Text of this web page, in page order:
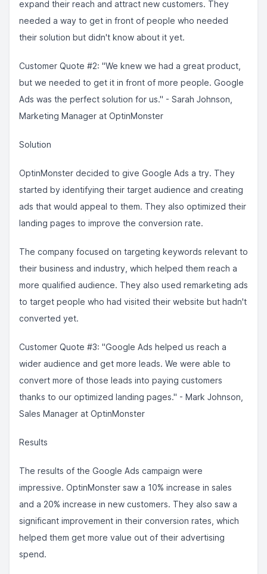
expand their reach and attract new customers. They
needed a way to get in front of people who needed
their solution but didn't know about it yet.
Customer Quote #2: "We knew we had a great product,
but we needed to get it in front of more people. Google
Ads was the perfect solution for us." - Sarah Johnson,
Marketing Manager at OptinMonster
Solution
OptinMonster decided to give Google Ads a try. They
started by identifying their target audience and creating
ads that would appeal to them. They also optimized their
landing pages to improve the conversion rate.
The company focused on targeting keywords relevant to
their business and industry, which helped them reach a
more qualified audience. They also used remarketing ads
to target people who had visited their website but hadn't
converted yet.
Customer Quote #3: "Google Ads helped us reach a
wider audience and get more leads. We were able to
convert more of those leads into paying customers
thanks to our optimized landing pages." - Mark Johnson,
Sales Manager at OptinMonster
Results
The results of the Google Ads campaign were
impressive. OptinMonster saw a 10% increase in sales
and a 20% increase in new customers. They also saw a
significant improvement in their conversion rates, which
helped them get more value out of their advertising
spend.